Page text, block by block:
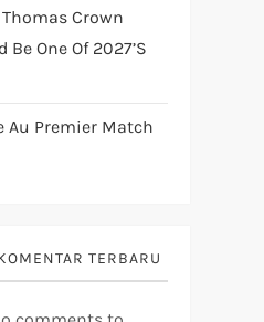
Thomas Crown
One Of 2027’s
Au Premier Match
TERBARU